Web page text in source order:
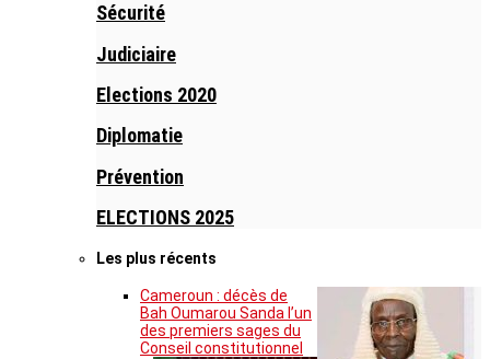
Sécurité
Judiciaire
Elections 2020
Diplomatie
Prévention
ELECTIONS 2025
Les plus récents
Cameroun : décès de
Bah Oumarou Sanda l’un
des premiers sages du
Conseil constitutionnel